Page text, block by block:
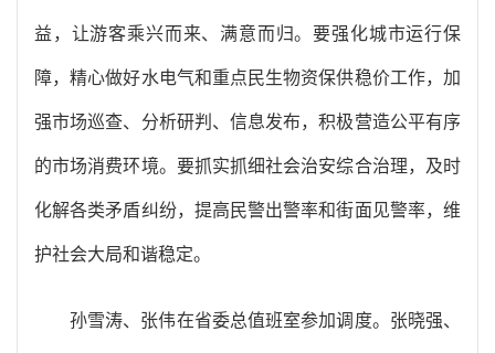
益，让游客乘兴而来、满意而归。要强化城市运行保
障，精心做好水电气和重点民生物资保供稳价工作，加
强市场巡查、分析研判、信息发布，积极营造公平有序
的市场消费环境。要抓实抓细社会治安综合治理，及时
化解各类矛盾纠纷，提高民警出警率和街面见警率，维
护社会大局和谐稳定。
孙雪涛、张伟在省委总值班室参加调度。张晓强、